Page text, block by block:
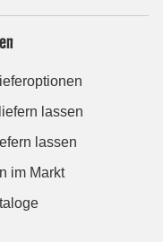
lassen
lassen
im Markt